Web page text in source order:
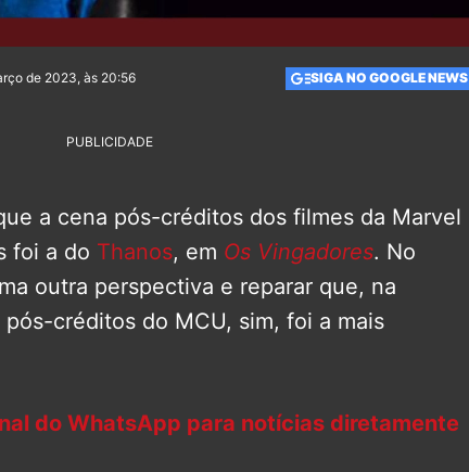
de 2023, às 20:56 SIGA NO GOOGLE NEWS
PUBLICIDADE
a cena pós-créditos dos filmes da Marvel
foi a do Thanos, em Os Vingadores. No
outra perspectiva e reparar que, na
créditos do MCU, sim, foi a mais
do WhatsApp para notícias diretamente